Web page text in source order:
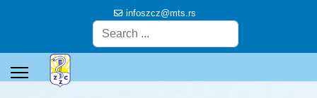
infoszcz@mts.rs